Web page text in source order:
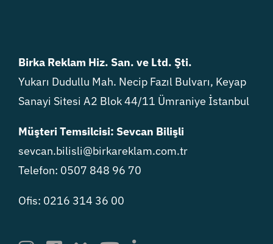
Birka Reklam Hiz. San. ve Ltd. Şti.
Yukarı Dudullu Mah. Necip Fazıl Bulvarı, Keyap
Sanayi Sitesi A2 Blok 44/11 Ümraniye İstanbul
Müşteri Temsilcisi: Sevcan Bilişli
sevcan.bilisli@birkareklam.com.tr
Telefon: 0507 848 96 70
Ofis: 0216 314 36 00